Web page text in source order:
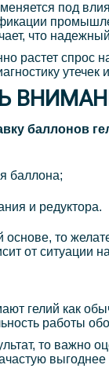
под
что
растет спрос
утечек
баллонов
баллона;
и редуктора.
то
от ситуации
гелий как
работы
то важно
выгоднее